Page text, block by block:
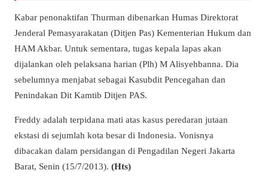
Kabar penonaktifan Thurman dibenarkan Humas Direktorat
Jenderal Pemasyarakatan (Ditjen Pas) Kementerian Hukum dan
HAM Akbar. Untuk sementara, tugas kepala lapas akan
dijalankan oleh pelaksana harian (Plh) M Alisyehbanna. Dia
sebelumnya menjabat sebagai Kasubdit Pencegahan dan
Penindakan Dit Kamtib Ditjen PAS.
Freddy adalah terpidana mati atas kasus peredaran jutaan
ekstasi di sejumlah kota besar di Indonesia. Vonisnya
dibacakan dalam persidangan di Pengadilan Negeri Jakarta
Barat, Senin (15/7/2013). (Hts)